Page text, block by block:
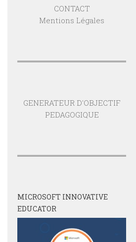
CONTACT
Mentions Légales
GENERATEUR D'OBJECTIF
PEDAGOGIQUE
MICROSOFT INNOVATIVE
EDUCATOR